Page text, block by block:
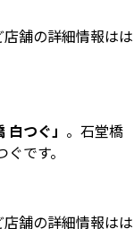
舗の詳細情報はは
白つぐ」 。石堂橋
です。
舗の詳細情報はは